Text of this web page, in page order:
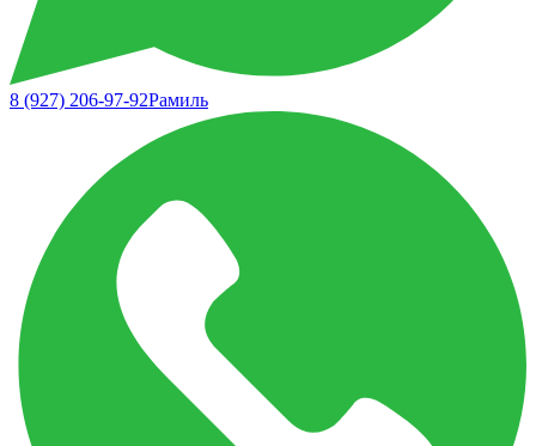
8 (927) 206-97-92Рамиль